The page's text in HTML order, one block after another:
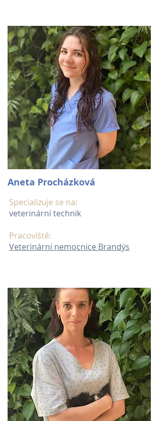
Aneta Procházková
Specializuje se na:
veterinární technik
Pracoviště:
Veterinární nemocnice Brandýs